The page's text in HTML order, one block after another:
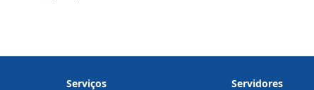
Serviços Servidores